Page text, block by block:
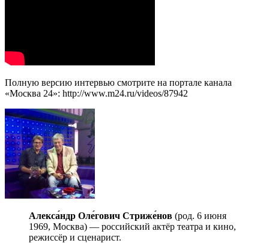
Полную версию интервью смотрите на портале канала
«Москва 24»: http://www.m24.ru/videos/87942
Алекса́ндр Оле́гович Стриже́нов (род. 6 июня
1969, Москва) — российский актёр театра и кино,
режиссёр и сценарист.